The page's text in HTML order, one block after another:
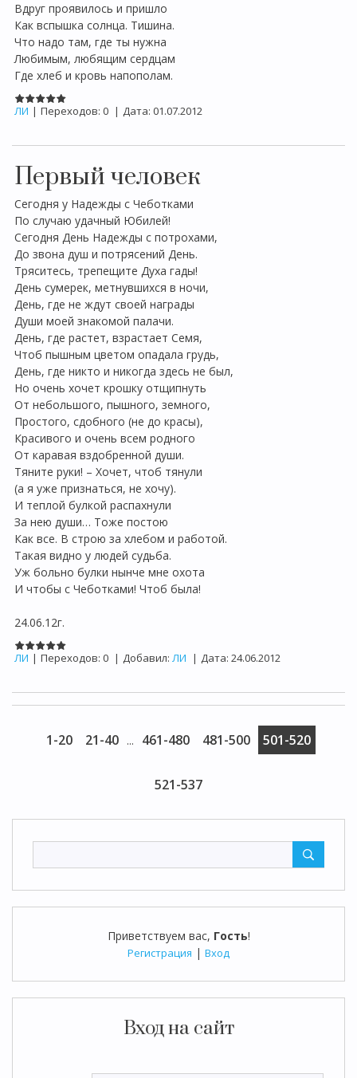
Приветствуем вас, Гость!
Регистрация | Вход
Вход на сайт
Вдруг проявилось и пришло
Как вспышка солнца. Тишина.
Что надо там, где ты нужна
Любимым, любящим сердцам
Где хлеб и кровь напополам.
ЛИ | Переходов: 0 | Дата: 01.07.2012
Первый человек
Сегодня у Надежды с Чеботками
По случаю удачный Юбилей!
Сегодня День Надежды с потрохами,
До звона душ и потрясений День.
Тряситесь, трепещите Духа гады!
День сумерек, метнувшихся в ночи,
День, где не ждут своей награды
Души моей знакомой палачи.
День, где растет, взрастает Семя,
Чтоб пышным цветом опадала грудь,
День, где никто и никогда здесь не был,
Но очень хочет крошку отщипнуть
От небольшого, пышного, земного,
Простого, сдобного (не до красы),
Красивого и очень всем родного
От каравая вздобренной души.
Тяните руки! – Хочет, чтоб тянули
(а я уже признаться, не хочу).
И теплой булкой распахнули
За нею души… Тоже постою
Как все. В строю за хлебом и работой.
Такая видно у людей судьба.
Уж больно булки нынче мне охота
И чтобы с Чеботками! Чтоб была!
24.06.12г.
ЛИ | Переходов: 0 | Добавил: ЛИ | Дата: 24.06.2012
1-20 21-40 ... 461-480 481-500 501-520
521-537